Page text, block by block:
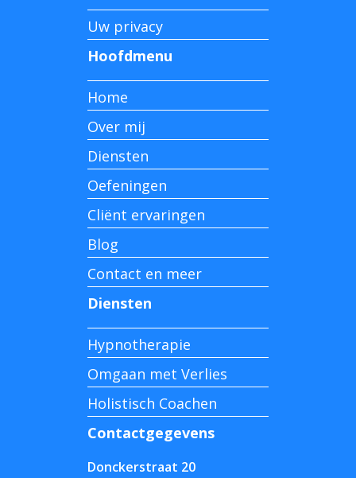
Uw privacy
Hoofdmenu
Home
Over mij
Diensten
Oefeningen
Cliënt ervaringen
Blog
Contact en meer
Diensten
Hypnotherapie
Omgaan met Verlies
Holistisch Coachen
Contactgegevens
Donckerstraat 20